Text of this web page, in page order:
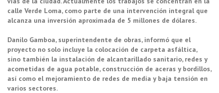
calle Verde Loma, como parte de una intervención integral que
alcanza una inversión aproximada de 5 millones de dólares.
Danilo Gamboa, superintendente de obras, informó que el
proyecto no solo incluye la colocación de carpeta asfáltica,
sino también la instalación de alcantarillado sanitario, redes y
acometidas de agua potable, construcción de aceras y bordillos,
así como el mejoramiento de redes de media y baja tensión en
varios sectores.